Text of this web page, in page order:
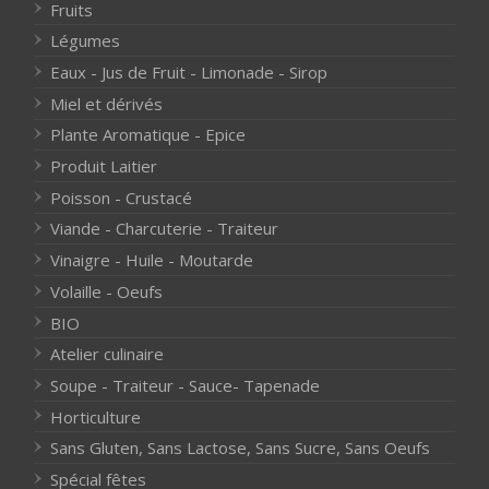
Fruits
Légumes
Eaux - Jus de Fruit - Limonade - Sirop
Miel et dérivés
Plante Aromatique - Epice
Produit Laitier
Poisson - Crustacé
Viande - Charcuterie - Traiteur
Vinaigre - Huile - Moutarde
Volaille - Oeufs
BIO
Atelier culinaire
Soupe - Traiteur - Sauce- Tapenade
Horticulture
Sans Gluten, Sans Lactose, Sans Sucre, Sans Oeufs
Spécial fêtes